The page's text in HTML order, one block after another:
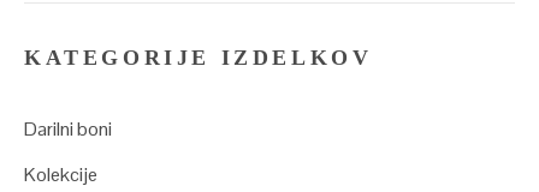
KATEGORIJE IZDELKOV
Darilni boni
Kolekcije